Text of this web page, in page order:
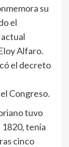
su
el
Alfaro.
el decreto
Congreso.
tuvo
1820, tenía
cinco